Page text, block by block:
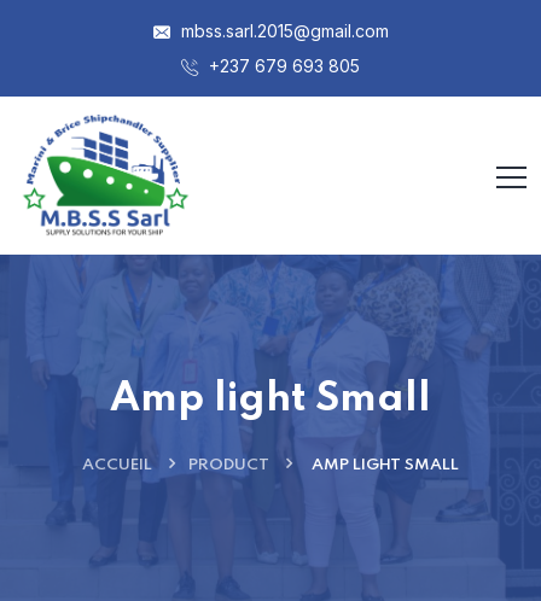
mbss.sarl.2015@gmail.com
+237 679 693 805
Amp light Small
ACCUEIL PRODUCT AMP LIGHT SMALL